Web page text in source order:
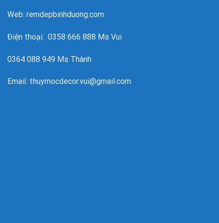
Web: remdepbinhduong.com
Điện thoại: 0358 666 888 Ms Vui
0364 088 949 Ms Thành
Email: thuymocdecor.vui@gmail.com